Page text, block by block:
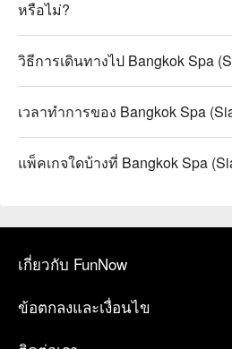
หรือไม่?
วิธีการเดินทางไป Bangkok Spa
เวลาทำการของ Bangkok Spa
แพ็คเกจใดบ้างที่ Bangkok Spa
เกี่ยวกับ FunNow
ข้อตกลงและเงื่อนไข